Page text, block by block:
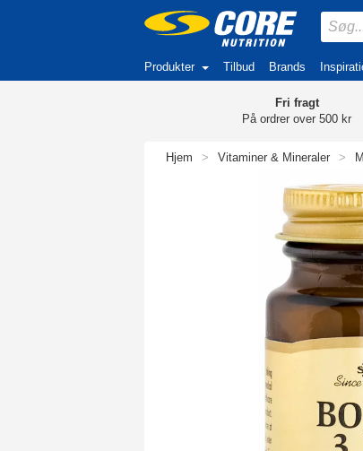
Produkter Tilbud Brands
Fri fragt
På ordrer over 500 kr
Hjem > Vitaminer & Mineraler >